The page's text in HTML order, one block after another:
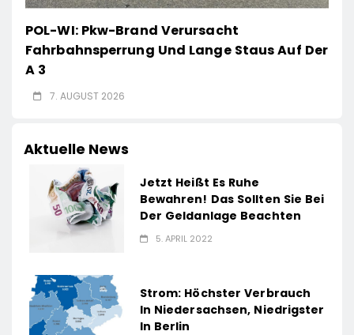
POL-WI: Pkw-Brand Verursacht
Fahrbahnsperrung Und Lange Staus Auf Der
A 3
7. AUGUST 2026
Aktuelle News
Jetzt Heißt Es Ruhe
Bewahren! Das Sollten Sie Bei
Der Geldanlage Beachten
5. APRIL 2022
Strom: Höchster Verbrauch
In Niedersachsen, Niedrigster
In Berlin